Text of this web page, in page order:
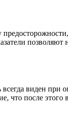
виден при
что после